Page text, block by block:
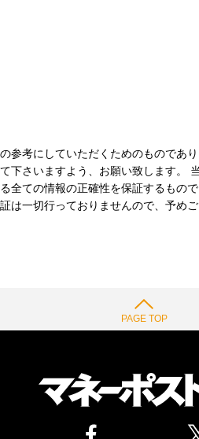
参考にしていただくためのものであ
下さいますよう、お願い致します。
ての情報の正確性を保証するもので
一切行っておりませんので、予めご
PAGE TOP